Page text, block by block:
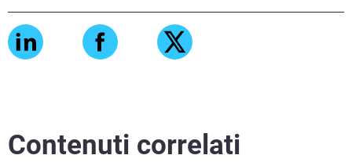
Scopri di più
Contenuti correlati